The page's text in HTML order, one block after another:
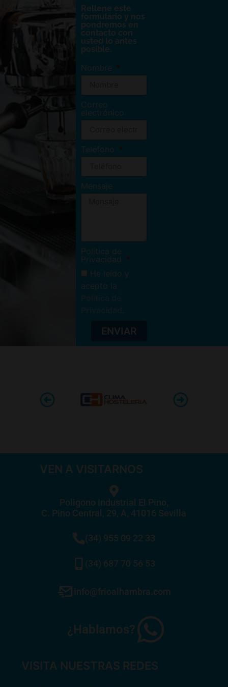
Rellene este
formulario y nos
pondremos en
contacto con
usted lo antes
posible.
Nombre
Correo
electrónico
Teléfono
Mensaje
Política de
Privacidad
He leído y
acepto la
ENVIAR
VEN A VISITARNOS
Poligono Industrial El Pino,
C. Pino Central, 29, A, 41016 Sevilla
(34) 955 09 22 33
(34) 687 70 56 53
info@frioalhambra.com
¿Hablamos?
VISITA NUESTRAS REDES